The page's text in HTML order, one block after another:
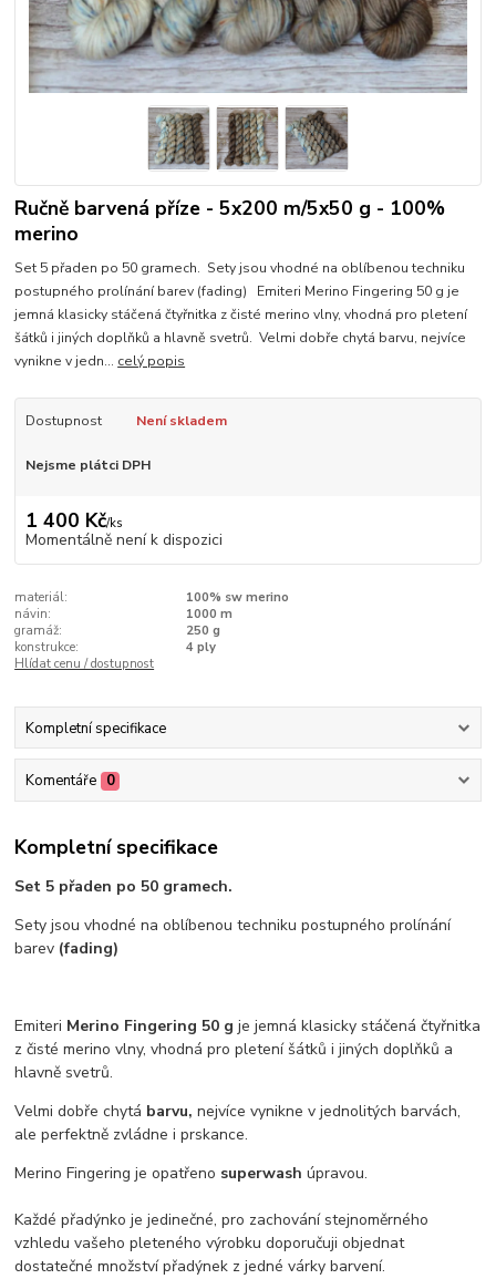
Ručně barvená příze - 5x200 m/5x50 g - 100%
merino
Set 5 přaden po 50 gramech. Sety jsou vhodné na oblíbenou techniku
postupného prolínání barev (fading) Emiteri Merino Fingering 50 g je
jemná klasicky stáčená čtyřnitka z čisté merino vlny, vhodná pro pletení
šátků i jiných doplňků a hlavně svetrů. Velmi dobře chytá barvu, nejvíce
vynikne v jedn... celý popis
Dostupnost Není skladem
Nejsme plátci DPH
1 400 Kč/ks
Momentálně není k dispozici
materiál:
100% sw merino
návin:
1000 m
gramáž:
250 g
konstrukce:
4 ply
Hlídat cenu / dostupnost
Kompletní specifikace
Komentáře 0
Kompletní specifikace
Set 5 přaden po 50 gramech.
Sety jsou vhodné na oblíbenou techniku postupného prolínání
barev (fading)
Emiteri Merino Fingering 50 gje jemná klasicky stáčená čtyřnitka
z čisté merino vlny, vhodná pro pletení šátků i jiných doplňků a
hlavně svetrů.
Velmi dobře chytá barvu, nejvíce vynikne v jednolitých barvách,
ale perfektně zvládne i prskance.
Merino Fingering je opatřeno superwash úpravou.
Každé přadýnko je jedinečné, pro zachování stejnoměrného
vzhledu vašeho pleteného výrobku doporučuji objednat
dostatečné množství přadýnek z jedné várky barvení.